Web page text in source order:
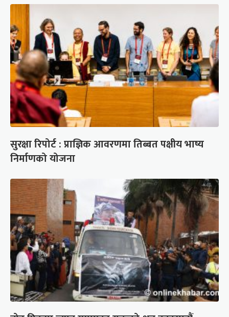
सुरक्षा रिपोर्ट : प्राज्ञिक आवरणमा तिब्बत पक्षीय भाष्य
निर्माणको योजना